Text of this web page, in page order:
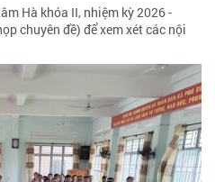
Hà khóa II, nhiệm kỳ 2026 -
chuyên đề) để xem xét các nội